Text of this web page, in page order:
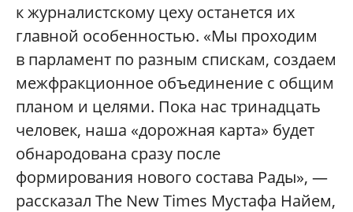
к журналистскому цеху останется их
главной особенностью. «Мы проходим
в парламент по разным спискам, создаем
межфракционное объединение с общим
планом и целями. Пока нас тринадцать
человек, наша «дорожная карта» будет
обнародована сразу после
формирования нового состава Рады», —
рассказал The New Times Мустафа Найем,